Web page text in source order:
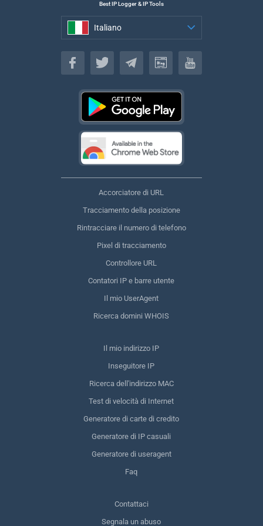
Best IP Logger & IP Tools
Italiano
Italiano
Accorciatore di URL
Tracciamento della posizione
Rintracciare il numero di telefono
Pixel di tracciamento
Controllore URL
Contatori IP e barre utente
Il mio UserAgent
Ricerca domini WHOIS
Il mio indirizzo IP
Inseguitore IP
Ricerca dell'indirizzo MAC
Test di velocità di Internet
Generatore di carte di credito
Generatore di IP casuali
Generatore di useragent
Faq
Contattaci
Segnala un abuso